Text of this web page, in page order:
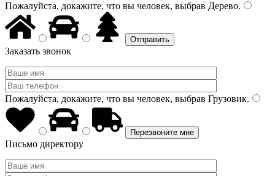
Пожалуйста, докажите, что вы человек, выбрав Дерево.
Заказать звонок
Пожалуйста, докажите, что вы человек, выбрав Грузовик.
Письмо директору